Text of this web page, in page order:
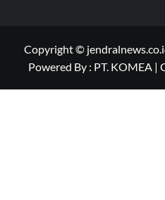
Copyright ©
Powered By : PT. KOMEA |